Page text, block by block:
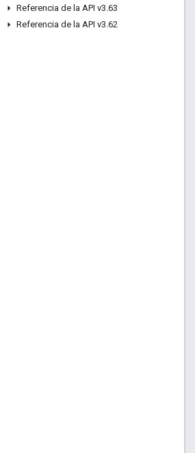
Referencia de la API v3.63
Referencia de la API v3.62